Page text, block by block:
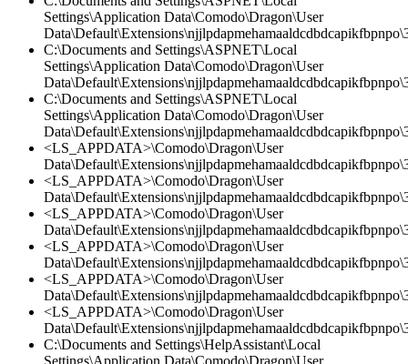
Settings\Application Data\Comodo\Dragon\User
C:\Documents and Settings\ASPNET\Local
Settings\Application Data\Comodo\Dragon\User
C:\Documents and Settings\ASPNET\Local
Settings\Application Data\Comodo\Dragon\User
<LS_APPDATA>\Comodo\Dragon\User
<LS_APPDATA>\Comodo\Dragon\User
<LS_APPDATA>\Comodo\Dragon\User
<LS_APPDATA>\Comodo\Dragon\User
<LS_APPDATA>\Comodo\Dragon\User
<LS_APPDATA>\Comodo\Dragon\User
C:\Documents and Settings\HelpAssistant\Local